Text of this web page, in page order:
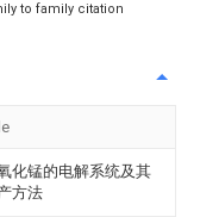
to family citation
化锰的电解系统及其
方法